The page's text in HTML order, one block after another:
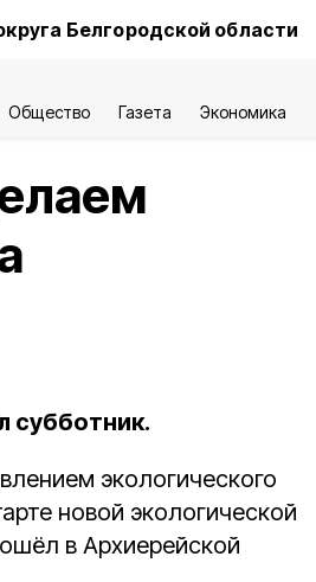
Белгородской области
Общество Газета Экономика
субботник.
экологического
новой экологической
в Архиерейской